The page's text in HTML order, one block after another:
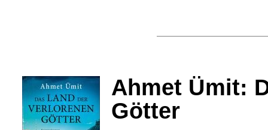
Ahmet Ümit:
Götter